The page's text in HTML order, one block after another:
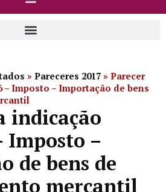
» Pareceres 2017 » Parecer
– Imposto – Importação de bens
indicação
Imposto –
de bens de
mercantil